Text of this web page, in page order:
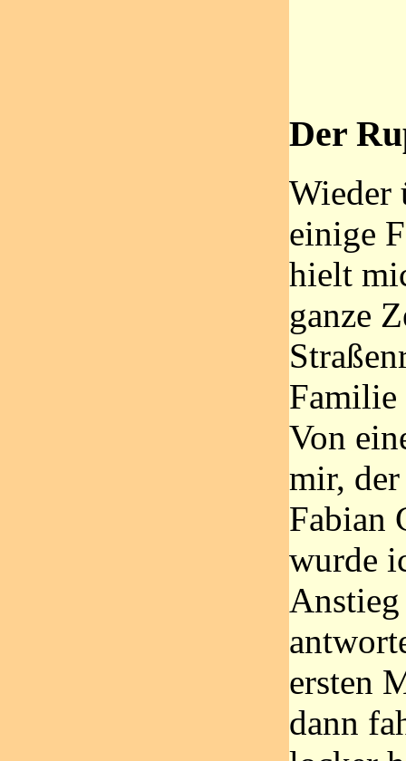
Der
Wieder
einige
hielt
ganze
Familie
Von
mir,
Fabian
wurde
ersten
dann